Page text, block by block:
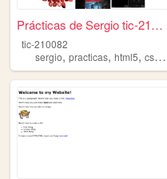
Prácticas de Sergio tic-2100...
tic-210082
sergio, practicas, html5, css3